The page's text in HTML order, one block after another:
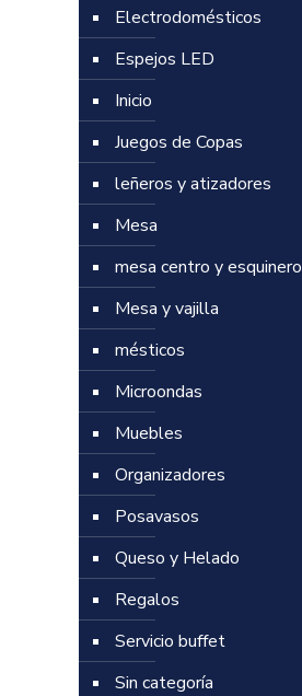
Electrodomésticos
Espejos LED
Inicio
Juegos de Copas
leñeros y atizadores
Mesa
mesa centro y esquinero
Mesa y vajilla
mésticos
Microondas
Muebles
Organizadores
Posavasos
Queso y Helado
Regalos
Servicio buffet
Sin categoría